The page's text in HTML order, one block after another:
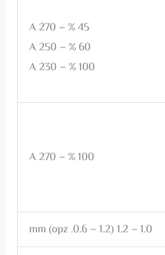
45 % – 270 A
60 % – 250 A
100 % – 230 A
100 % – 270 A
1.0 – 1.2 mm (opz .0.6 – 1.2)